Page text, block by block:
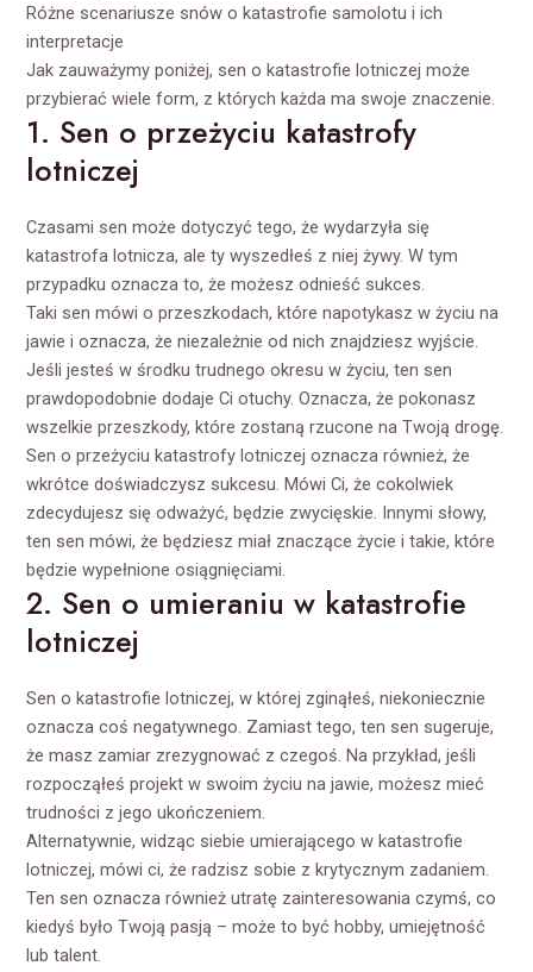
Różne scenariusze snów o katastrofie samolotu i ich
interpretacje
Jak zauważymy poniżej, sen o katastrofie lotniczej może
przybierać wiele form, z których każda ma swoje znaczenie.
1. Sen o przeżyciu katastrofy
lotniczej
Czasami sen może dotyczyć tego, że wydarzyła się
katastrofa lotnicza, ale ty wyszedłeś z niej żywy. W tym
przypadku oznacza to, że możesz odnieść sukces.
Taki sen mówi o przeszkodach, które napotykasz w życiu na
jawie i oznacza, że niezależnie od nich znajdziesz wyjście.
Jeśli jesteś w środku trudnego okresu w życiu, ten sen
prawdopodobnie dodaje Ci otuchy. Oznacza, że pokonasz
wszelkie przeszkody, które zostaną rzucone na Twoją drogę.
Sen o przeżyciu katastrofy lotniczej oznacza również, że
wkrótce doświadczysz sukcesu. Mówi Ci, że cokolwiek
zdecydujesz się odważyć, będzie zwycięskie. Innymi słowy,
ten sen mówi, że będziesz miał znaczące życie i takie, które
będzie wypełnione osiągnięciami.
2. Sen o umieraniu w katastrofie
lotniczej
Sen o katastrofie lotniczej, w której zginąłeś, niekoniecznie
oznacza coś negatywnego. Zamiast tego, ten sen sugeruje,
że masz zamiar zrezygnować z czegoś. Na przykład, jeśli
rozpocząłeś projekt w swoim życiu na jawie, możesz mieć
trudności z jego ukończeniem.
Alternatywnie, widząc siebie umierającego w katastrofie
lotniczej, mówi ci, że radzisz sobie z krytycznym zadaniem.
Ten sen oznacza również utratę zainteresowania czymś, co
kiedyś było Twoją pasją – może to być hobby, umiejętność
lub talent.